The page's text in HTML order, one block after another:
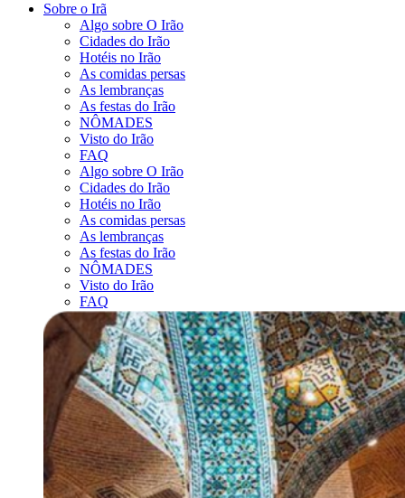
Sobre o Irã
Algo sobre O Irão
Cidades do Irão
Hotéis no Irão
As comidas persas
As lembranças
As festas do Irão
NÔMADES
Visto do Irão
FAQ
Algo sobre O Irão
Cidades do Irão
Hotéis no Irão
As comidas persas
As lembranças
As festas do Irão
NÔMADES
Visto do Irão
FAQ